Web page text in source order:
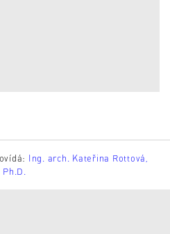
Ing. arch. Kateřina Rottová,
Ph.D.